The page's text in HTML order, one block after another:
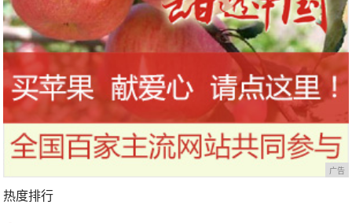
广告
热度排行